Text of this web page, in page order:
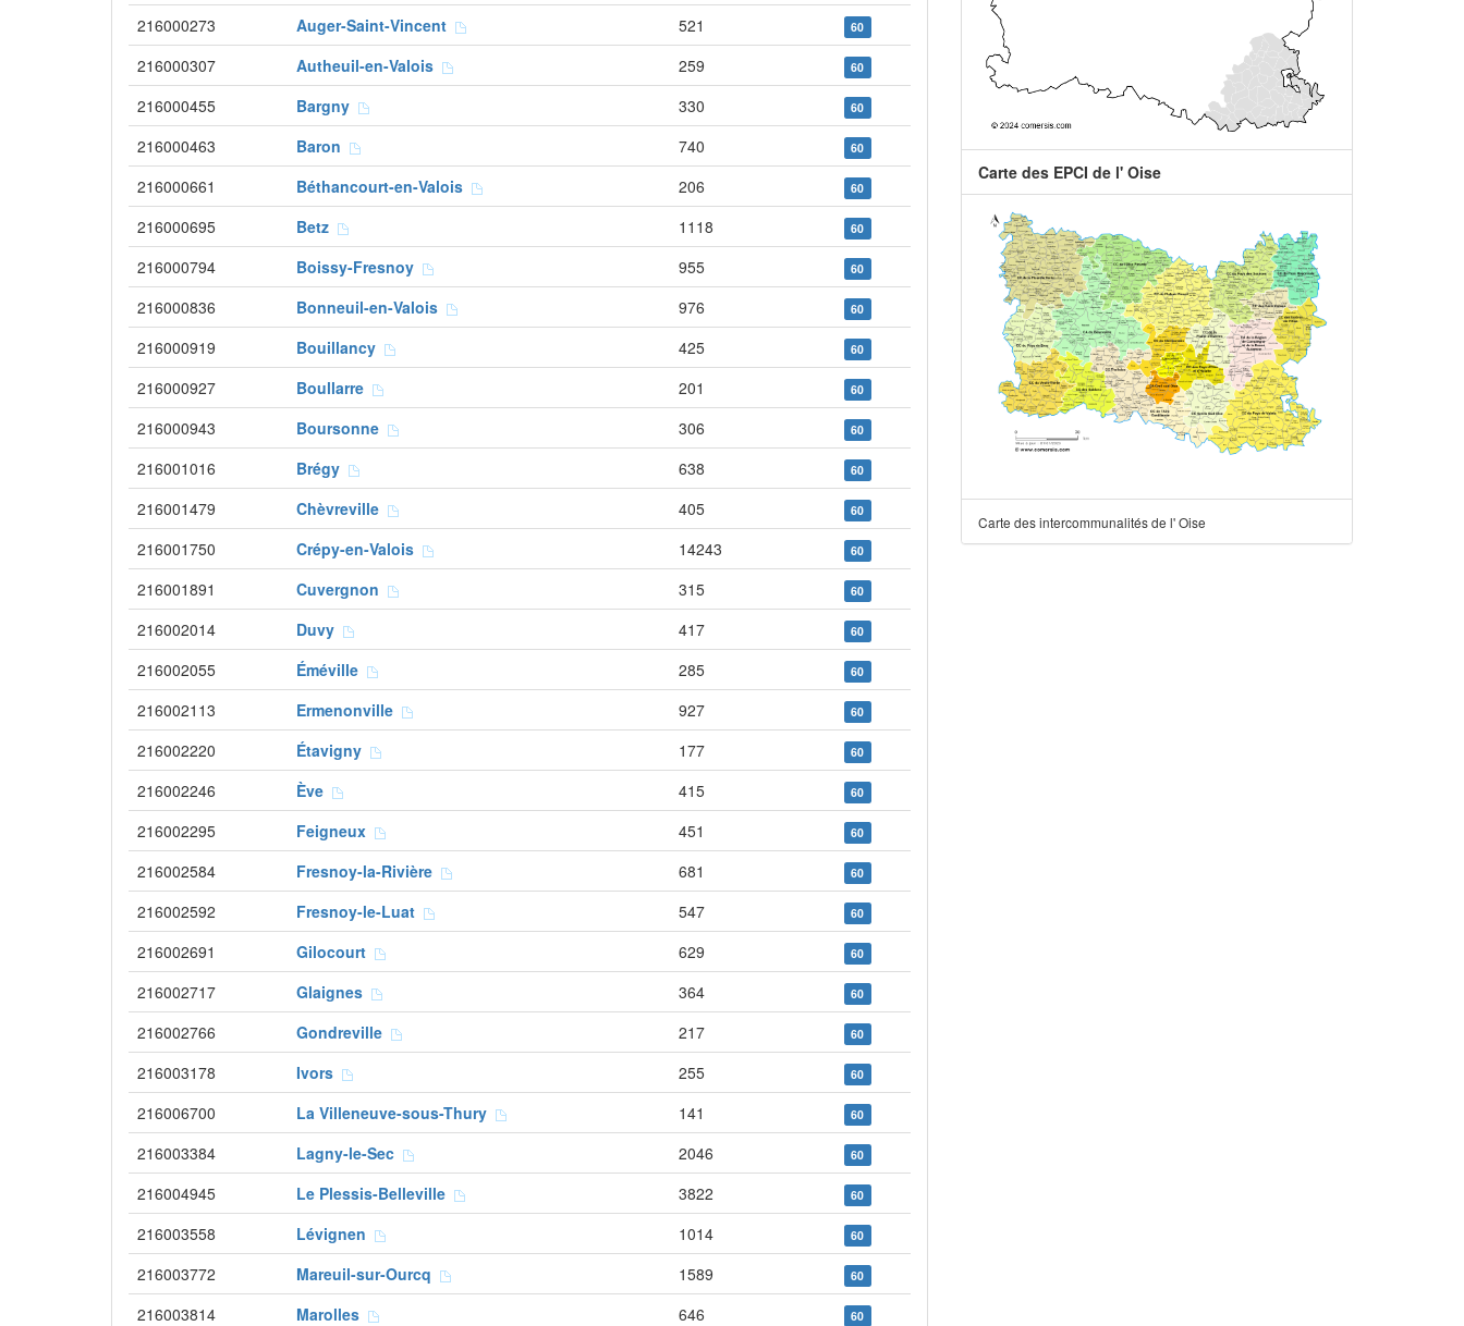
216000273 Auger-Saint-Vincent 521 60
216000307 Autheuil-en-Valois 259 60
216000455 Bargny 330 60
216000463 Baron 740 60
216000661 Béthancourt-en-Valois 206 60
216000695 Betz 1118 60
216000794 Boissy-Fresnoy 955 60
216000836 Bonneuil-en-Valois 976 60
216000919 Bouillancy 425 60
216000927 Boullarre 201 60
216000943 Boursonne 306 60
216001016 Brégy 638 60
216001479 Chèvreville 405 60
216001750 Crépy-en-Valois 14243 60
216001891 Cuvergnon 315 60
216002014 Duvy 417 60
216002055 Éméville 285 60
216002113 Ermenonville 927 60
216002220 Étavigny 177 60
216002246 Ève 415 60
216002295 Feigneux 451 60
216002584 Fresnoy-la-Rivière 681 60
216002592 Fresnoy-le-Luat 547 60
216002691 Gilocourt 629 60
216002717 Glaignes 364 60
216002766 Gondreville 217 60
216003178 Ivors 255 60
216006700 La Villeneuve-sous-Thury 141 60
216003384 Lagny-le-Sec 2046 60
216004945 Le Plessis-Belleville 3822 60
216003558 Lévignen 1014 60
216003772 Mareuil-sur-Ourcq 1589 60
216003814 Marolles 646 60
Carte des EPCI de l' Oise
Carte des intercommunalités de l' Oise